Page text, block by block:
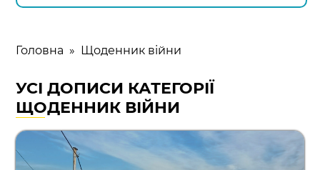
Головна » Щоденник війни
УСІ ДОПИСИ КАТЕГОРІЇ
ЩОДЕННИК ВІЙНИ